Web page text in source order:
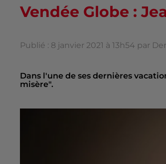
Vendée Globe :
Publié : 8 janvier 2021 à 13h54 par
Dans l'une de ses dernières
misère".